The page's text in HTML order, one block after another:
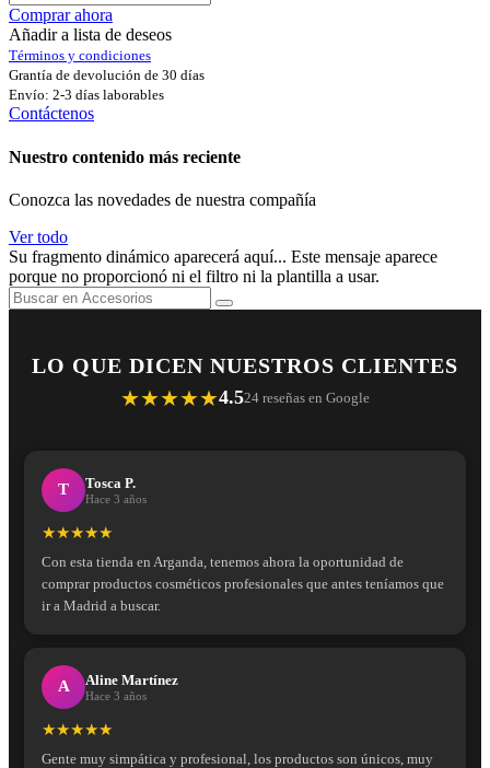
Comprar ahora
Añadir a lista de deseos
Términos y condiciones
Grantía de devolución de 30 días
Envío: 2-3 días laborables
Contáctenos
Nuestro contenido más reciente
Conozca las novedades de nuestra compañía
Ver todo
Su fragmento dinámico aparecerá aquí... Este mensaje aparece
porque no proporcionó ni el filtro ni la plantilla a usar.
LO QUE DICEN NUESTROS CLIENTES
★★★★★4.524 reseñas en Google
T Tosca P.
Hace 3 años
★★★★★
Con esta tienda en Arganda, tenemos ahora la oportunidad de
comprar productos cosméticos profesionales que antes teníamos que
ir a Madrid a buscar.
A Aline Martínez
Hace 3 años
★★★★★
Gente muy simpática y profesional, los productos son únicos, muy